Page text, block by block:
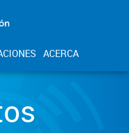
ACERCA